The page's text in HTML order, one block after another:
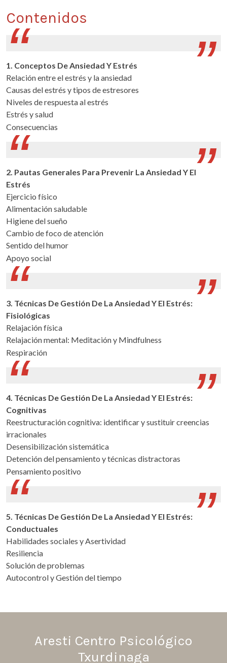
Contenidos
1. Conceptos De Ansiedad Y Estrés
Relación entre el estrés y la ansiedad
Causas del estrés y tipos de estresores
Niveles de respuesta al estrés
Estrés y salud
Consecuencias
2. Pautas Generales Para Prevenir La Ansiedad Y El
Estrés
Ejercicio físico
Alimentación saludable
Higiene del sueño
Cambio de foco de atención
Sentido del humor
Apoyo social
3. Técnicas De Gestión De La Ansiedad Y El Estrés:
Fisiológicas
Relajación física
Relajación mental: Meditación y Mindfulness
Respiración
4. Técnicas De Gestión De La Ansiedad Y El Estrés:
Cognitivas
Reestructuración cognitiva: identificar y sustituir creencias
irracionales
Desensibilización sistemática
Detención del pensamiento y técnicas distractoras
Pensamiento positivo
5. Técnicas De Gestión De La Ansiedad Y El Estrés:
Conductuales
Habilidades sociales y Asertividad
Resiliencia
Solución de problemas
Autocontrol y Gestión del tiempo
Aresti Centro Psicológico
Txurdinaga